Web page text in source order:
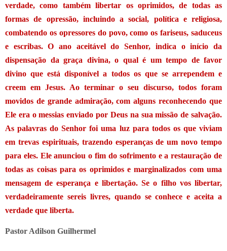
verdade, como também libertar os oprimidos, de todas as
formas de opressão, incluindo a social, política e religiosa,
combatendo os opressores do povo, como os fariseus, saduceus
e escribas. O ano aceitável do Senhor, indica o início da
dispensação da graça divina, o qual é um tempo de favor
divino que está disponível a todos os que se arrependem e
creem em Jesus. Ao terminar o seu discurso, todos foram
movidos de grande admiração, com alguns reconhecendo que
Ele era o messias enviado por Deus na sua missão de salvação.
As palavras do Senhor foi uma luz para todos os que viviam
em trevas espirituais, trazendo esperanças de um novo tempo
para eles. Ele anunciou o fim do sofrimento e a restauração de
todas as coisas para os oprimidos e marginalizados com uma
mensagem de esperança e libertação. Se o filho vos libertar,
verdadeiramente sereis livres, quando se conhece e aceita a
verdade que liberta.
Pastor Adilson Guilhermel